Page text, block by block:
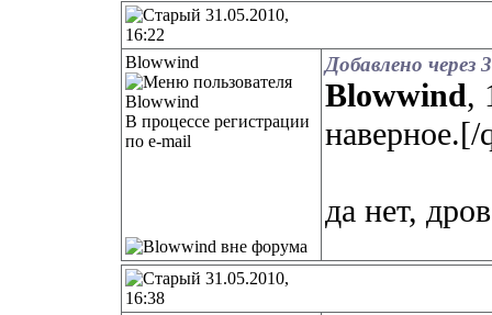
31.05.2010,
16:22
Blowwind
В процессе регистрации
по e-mail
Добавлено через
Blowwind,
наверное.[/
да нет,
31.05.2010,
16:38